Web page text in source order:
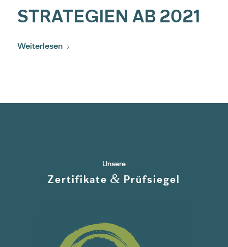
STRATEGIEN AB 2021
Weiterlesen
Unsere
Zertifikate & Prüfsiegel